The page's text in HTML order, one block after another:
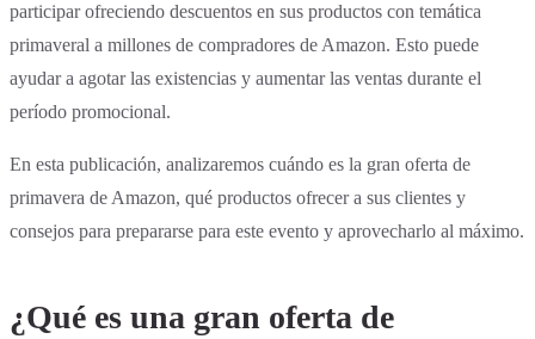
participar ofreciendo descuentos en sus productos con temática
primaveral a millones de compradores de Amazon. Esto puede
ayudar a agotar las existencias y aumentar las ventas durante el
período promocional.
En esta publicación, analizaremos cuándo es la gran oferta de
primavera de Amazon, qué productos ofrecer a sus clientes y
consejos para prepararse para este evento y aprovecharlo al máximo.
¿Qué es una gran oferta de